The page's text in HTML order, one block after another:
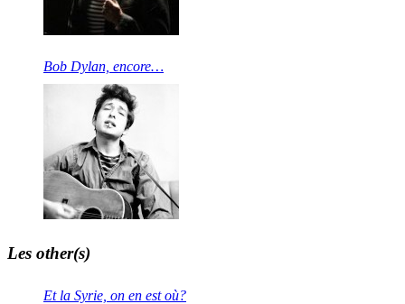
Bob Dylan, encore…
Les other(s)
Et la Syrie, on en est où?